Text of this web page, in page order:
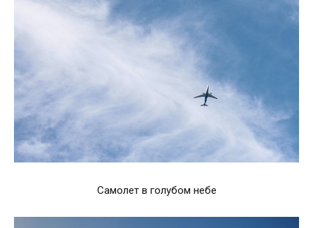
Самолет в голубом небе